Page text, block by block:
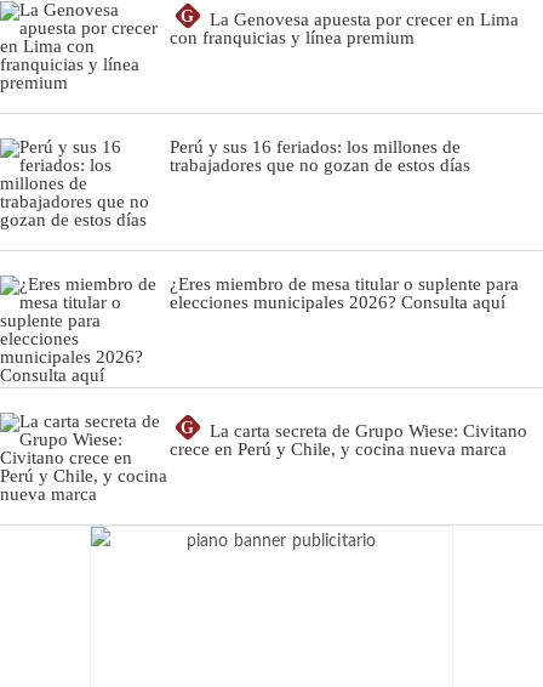
G
La Genovesa apuesta por crecer en Lima
con franquicias y línea premium
Perú y sus 16 feriados: los millones de
trabajadores que no gozan de estos días
¿Eres miembro de mesa titular o suplente para
elecciones municipales 2026? Consulta aquí
G
La carta secreta de Grupo Wiese: Civitano
crece en Perú y Chile, y cocina nueva marca